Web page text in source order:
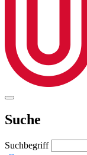
Suche
Suchbegriff